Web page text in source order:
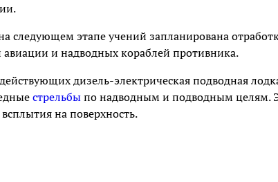
следующем этапе учений запланирована
авиации и надводных кораблей противника.
дизель-электрическая подводная
стрельбыпо надводным и подводным целям.
на поверхность.